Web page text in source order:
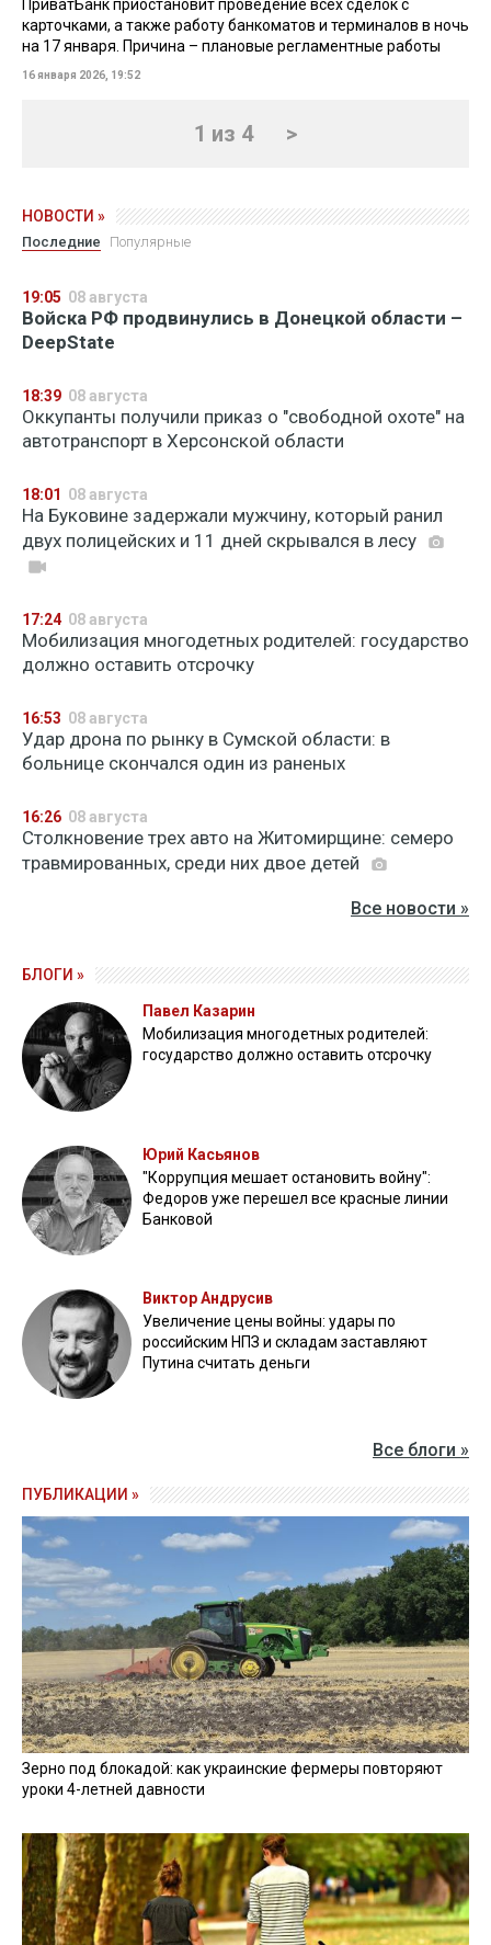
ПриватБанк приостановит проведение всех сделок с
карточками, а также работу банкоматов и терминалов в ночь
на 17 января. Причина – плановые регламентные работы
16 января 2026, 19:52
1 из 4 >
НОВОСТИ »
Последние Популярные
19:05 08 августа
Войска РФ продвинулись в Донецкой области –
DeepState
18:39 08 августа
Оккупанты получили приказ о "свободной охоте" на
автотранспорт в Херсонской области
18:01 08 августа
На Буковине задержали мужчину, который ранил
двух полицейских и 11 дней скрывался в лесу
17:24 08 августа
Мобилизация многодетных родителей: государство
должно оставить отсрочку
16:53 08 августа
Удар дрона по рынку в Сумской области: в
больнице скончался один из раненых
16:26 08 августа
Столкновение трех авто на Житомирщине: семеро
травмированных, среди них двое детей
Все новости »
БЛОГИ »
Павел Казарин
Мобилизация многодетных родителей:
государство должно оставить отсрочку
Юрий Касьянов
"Коррупция мешает остановить войну":
Федоров уже перешел все красные линии
Банковой
Виктор Андрусив
Увеличение цены войны: удары по
российским НПЗ и складам заставляют
Путина считать деньги
Все блоги »
ПУБЛИКАЦИИ »
Зерно под блокадой: как украинские фермеры повторяют
уроки 4-летней давности